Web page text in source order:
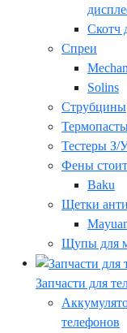
Скотч
Спреи
Solins
Струбцины
Тестеры З/
Фены
Baku
Щетки
Щупы для
Запчасти для
телефонов